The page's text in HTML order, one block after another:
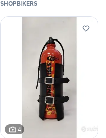
SHOPBIKERS
4